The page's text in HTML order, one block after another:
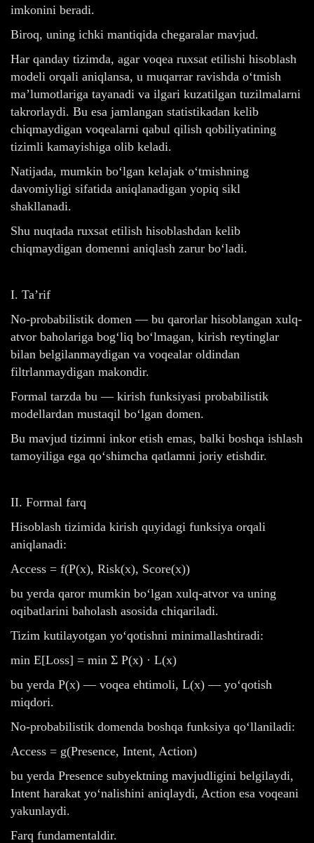
imkonini beradi.
Biroq, uning ichki mantiqida chegaralar mavjud.
Har qanday tizimda, agar voqea ruxsat etilishi hisoblash
modeli orqali aniqlansa, u muqarrar ravishda o‘tmish
ma’lumotlariga tayanadi va ilgari kuzatilgan tuzilmalarni
takrorlaydi. Bu esa jamlangan statistikadan kelib
chiqmaydigan voqealarni qabul qilish qobiliyatining
tizimli kamayishiga olib keladi.
Natijada, mumkin bo‘lgan kelajak o‘tmishning
davomiyligi sifatida aniqlanadigan yopiq sikl
shakllanadi.
Shu nuqtada ruxsat etilish hisoblashdan kelib
chiqmaydigan domenni aniqlash zarur bo‘ladi.
I. Ta’rif
No-probabilistik domen — bu qarorlar hisoblangan xulq-
atvor baholariga bog‘liq bo‘lmagan, kirish reytinglar
bilan belgilanmaydigan va voqealar oldindan
filtrlanmaydigan makondir.
Formal tarzda bu — kirish funksiyasi probabilistik
modellardan mustaqil bo‘lgan domen.
Bu mavjud tizimni inkor etish emas, balki boshqa ishlash
tamoyiliga ega qo‘shimcha qatlamni joriy etishdir.
II. Formal farq
Hisoblash tizimida kirish quyidagi funksiya orqali
aniqlanadi:
Access = f(P(x), Risk(x), Score(x))
bu yerda qaror mumkin bo‘lgan xulq-atvor va uning
oqibatlarini baholash asosida chiqariladi.
Tizim kutilayotgan yo‘qotishni minimallashtiradi:
min E[Loss] = min Σ P(x) · L(x)
bu yerda P(x) — voqea ehtimoli, L(x) — yo‘qotish
miqdori.
No-probabilistik domenda boshqa funksiya qo‘llaniladi:
Access = g(Presence, Intent, Action)
bu yerda Presence subyektning mavjudligini belgilaydi,
Intent harakat yo‘nalishini aniqlaydi, Action esa voqeani
yakunlaydi.
Farq fundamentaldir.